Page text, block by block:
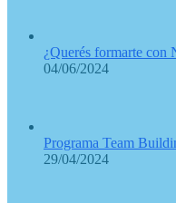
ventana/pestaña
ventana/pestaña
ventana/pestaña
ventana/pestaña
¿Querés formarte con
04/06/2024
Programa Team
29/04/2024